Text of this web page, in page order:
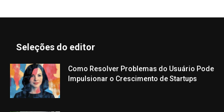
Seleções do editor
Como Resolver Problemas do Usuário Pode
Impulsionar o Crescimento de Startups